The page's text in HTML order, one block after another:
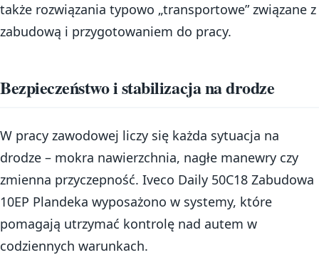
także rozwiązania typowo „transportowe” związane z
zabudową i przygotowaniem do pracy.
Bezpieczeństwo i stabilizacja na drodze
W pracy zawodowej liczy się każda sytuacja na
drodze – mokra nawierzchnia, nagłe manewry czy
zmienna przyczepność. Iveco Daily 50C18 Zabudowa
10EP Plandeka wyposażono w systemy, które
pomagają utrzymać kontrolę nad autem w
codziennych warunkach.